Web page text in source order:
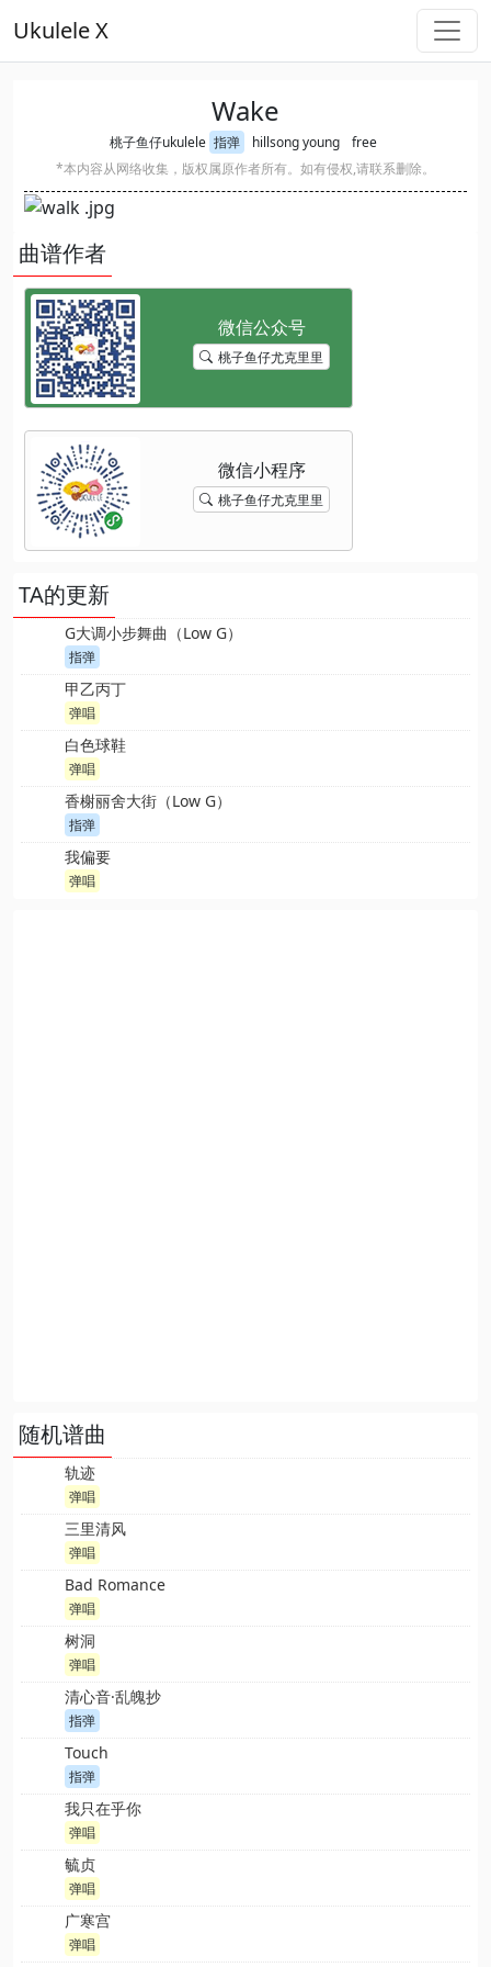
Ukulele X
Wake
桃子鱼仔ukulele 指弹 hillsong young
free
*本内容从网络收集，版权属原作者所有。如有侵权,请联系删除。
曲谱作者
桃子鱼仔尤克里里
桃子鱼仔尤克里里
TA的更新
G大调小步舞曲（Low G）
指弹
甲乙丙丁
弹唱
白色球鞋
弹唱
香榭丽舍大街（Low G）
指弹
我偏要
弹唱
随机谱曲
轨迹
弹唱
三里清风
弹唱
Bad Romance
弹唱
树洞
弹唱
清心音·乱魄抄
指弹
Touch
指弹
我只在乎你
弹唱
毓贞
弹唱
广寒宫
弹唱